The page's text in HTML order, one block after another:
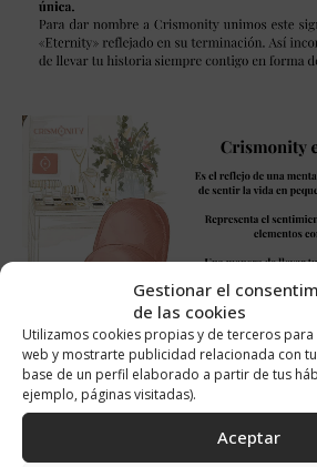
Gestionar el
de las cookies
Utilizamos cookies propias y de terceros
web y mostrarte publicidad relacionada con
base de un perfil elaborado a partir de tus
ejemplo, páginas visitadas).
Aceptar